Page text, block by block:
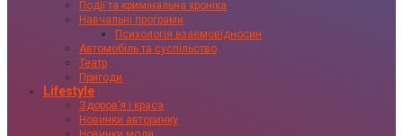
Події та кримінальна хроніка
Навчальні програми
Психологія взаємовідносин
Автомобіль та суспільство
Театр
Пригоди
Lifestyle
Здоровʼя і краса
Новинки авторинку